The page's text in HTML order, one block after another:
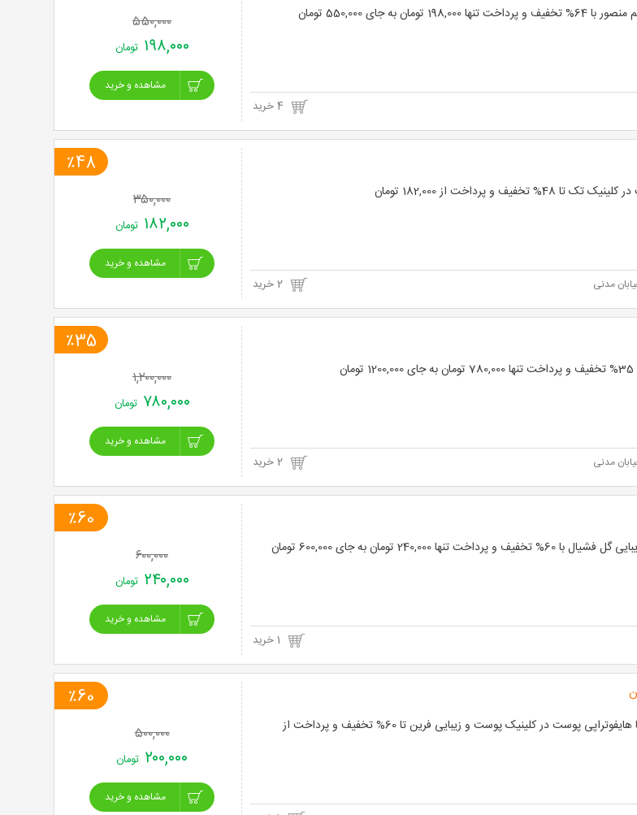
به جای 550,000 تومان ۵۵۰,۰۰۰
۱۹۸,۰۰۰ تومان
مشاهده و خرید
و پرداخت از 182,000 تومان
مدنی 2 خرید
٪48
۳۵۰,۰۰۰
۱۸۲,۰۰۰ تومان
مشاهده و خرید
مدنی 2 خرید
٪35
۱,۲۰۰,۰۰۰
۷۸۰,۰۰۰ تومان
مشاهده و خرید
240,000 تومان به جای 600,000 تومان
٪60
۶۰۰,۰۰۰
۲۴۰,۰۰۰ تومان
مشاهده و خرید
فیشیال یا مزونیدلینگ و یا هایفوتراپی پوست در کلینیک پوست و زیبایی فرین تا 60% تخفیف و پرداخت از
٪60
۵۰۰,۰۰۰
۲۰۰,۰۰۰ تومان
مشاهده و خرید